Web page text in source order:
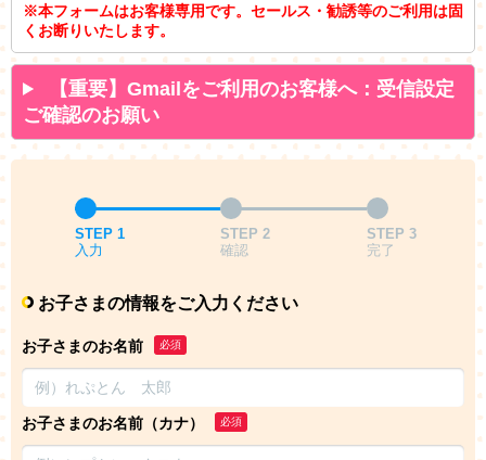
※本フォームはお客様専用です。セールス・勧誘等のご利用は固
くお断りいたします。
【重要】Gmailをご利用のお客様へ：受信設定
ご確認のお願い
STEP 1
入力
STEP 2
確認
STEP 3
完了
お子さまの情報をご入力ください
お子さまのお名前 必須
お子さまのお名前（カナ） 必須